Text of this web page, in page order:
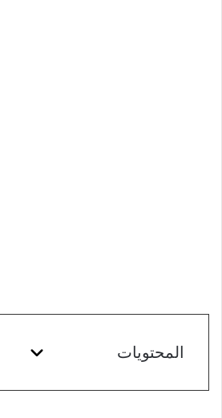
المحتويات